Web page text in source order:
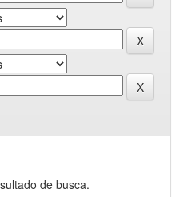
de busca.